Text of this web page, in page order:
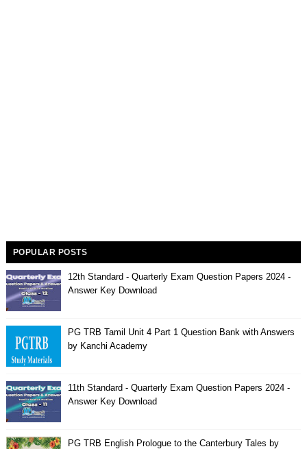
POPULAR POSTS
12th Standard - Quarterly Exam Question Papers 2024 -
Answer Key Download
PG TRB Tamil Unit 4 Part 1 Question Bank with Answers
by Kanchi Academy
11th Standard - Quarterly Exam Question Papers 2024 -
Answer Key Download
PG TRB English Prologue to the Canterbury Tales by